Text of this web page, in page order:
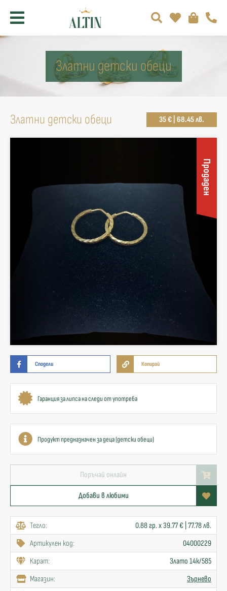
Златни детски обеци
Златни детски обеци 35 € | 68.45 лв.
Продаден
Сподели Копирай
Гаранция за липса на следи от употреба
Продукт предназначен за деца (детски обеци)
Поръчай онлайн
Добави в любими
Тегло:
0.88 гр. x 39.77 € | 77.78 лв.
Артикулен код:
04000229
Карат:
Злато 14к/585
Mагазин:
Зърнево